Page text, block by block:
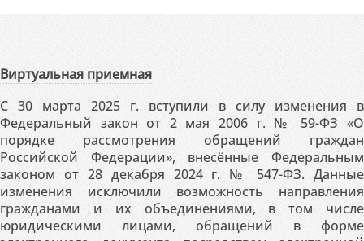
Виртуальная приемная
С 30 марта 2025 г. вступили в силу изменения в
Федеральный закон от 2 мая 2006 г. № 59-ФЗ «О
порядке рассмотрения обращений граждан
Российской Федерации», внесённые Федеральным
законом от 28 декабря 2024 г. № 547-ФЗ. Данные
изменения исключили возможность направления
гражданами и их объединениями, в том числе
юридическими лицами, обращений в форме